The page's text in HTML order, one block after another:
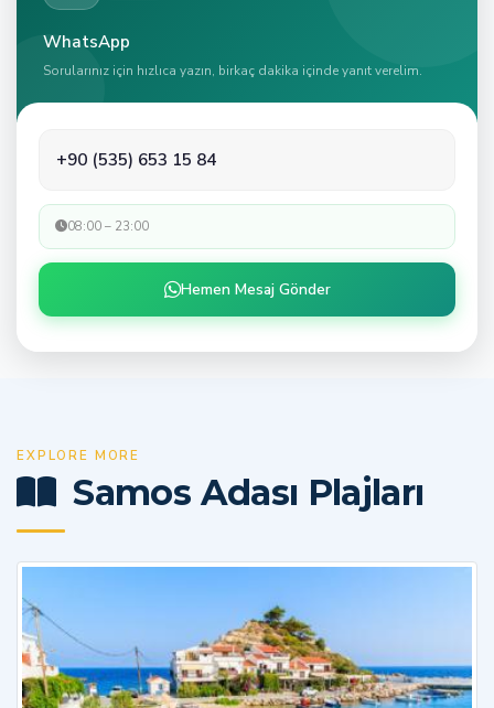
WhatsApp
Sorularınız için hızlıca yazın, birkaç dakika içinde yanıt verelim.
+90 (535) 653 15 84
08:00 – 23:00
Hemen Mesaj Gönder
EXPLORE MORE
Samos Adası Plajları